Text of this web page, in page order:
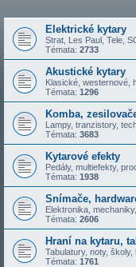
Elektrické kytary
Strat, Les Paul, Tele,
Témata: 2733
Akustické kytary
Klasické, westernové,
Témata: 1296
Komba,
Lampy, tranzistory,
Témata: 3683
Kytarové efekty
Pedály, multiefekty,
Témata: 1938
Snímače,
Elektronika,
Témata: 2606
Hraní na kytaru,
Tabulatury, noty,
Témata: 1761